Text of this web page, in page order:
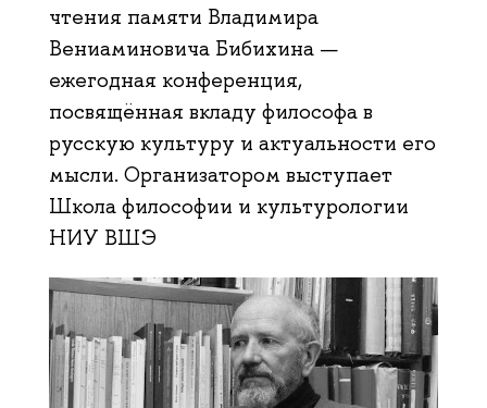
чтения памяти Владимира
Вениаминовича Бибихина —
ежегодная конференция,
посвящённая вкладу философа в
русскую культуру и актуальности его
мысли. Организатором выступает
Школа философии и культурологии
НИУ ВШЭ